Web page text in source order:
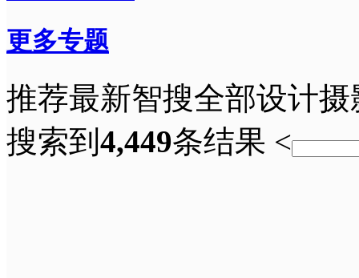
更多专题
推荐最新智搜全部设计摄
搜索到 4,449条结果 <